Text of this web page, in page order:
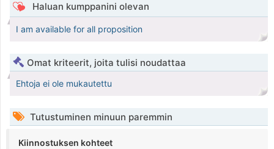
Haluan kumppanini olevan
I am available for all proposition
Omat kriteerit, joita tulisi noudattaa
Ehtoja ei ole mukautettu
Tutustuminen minuun paremmin
Kiinnostuksen kohteet